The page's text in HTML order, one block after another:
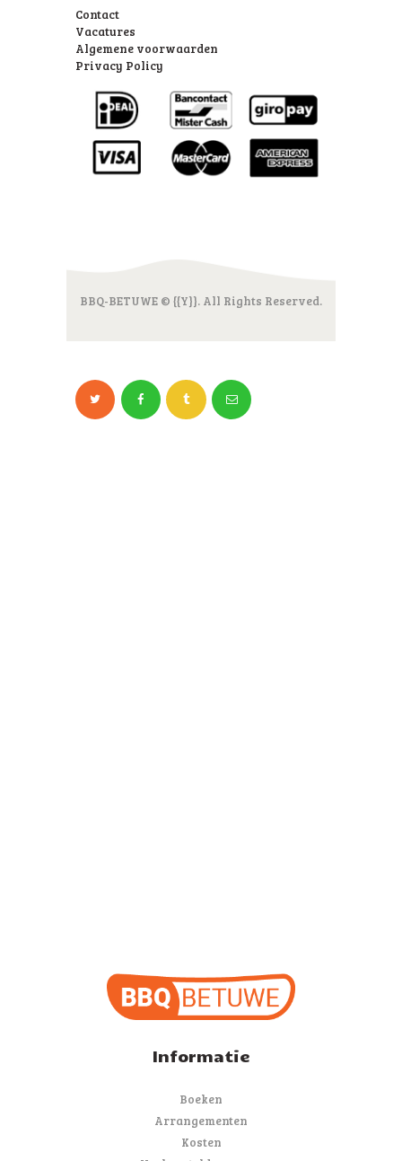
Contact
Vacatures
Algemene voorwaarden
Privacy Policy
BBQ-BETUWE © {{Y}}. All Rights Reserved.
Informatie
Boeken
Arrangementen
Kosten